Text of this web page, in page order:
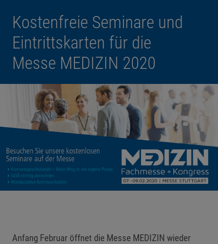
Kostenfreie Seminare und
Eintrittskarten für die
Messe MEDIZIN 2020
Anfang Februar öffnet die Messe MEDIZIN wieder